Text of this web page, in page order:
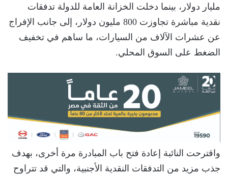
مليار دولار، بينما دخلت الخزانة العامة للدولة تدفقات
نقدية مباشرة تجاوزت 800 مليون دولار، إلى جانب الإفراج
عن عشرات الآلاف من السيارات، ما ساهم في تخفيف
الضغط على السوق المحلي.
واقترحت النائبة إعادة فتح باب المبادرة مرة أخرى، بهدف
جذب مزيد من التدفقات النقدية الأجنبية، والتي قد تتراوح